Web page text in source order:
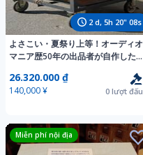
2 d, 5h 20" 06s
よさこい・夏祭り上等！オーディオ
マニア歴50年の出品者が自作した
行事、学校行事もこれ一台で完結！
26.320.000 ₫
140,000 ¥ 0 lượt đấu
Miễn phí nội địa